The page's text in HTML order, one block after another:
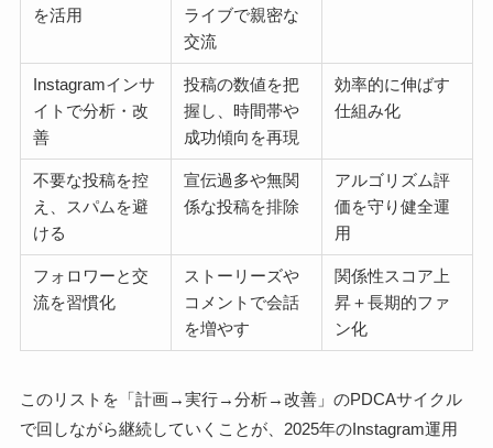
を活用
ライブで親密な
交流
Instagramインサ
イトで分析・改
善
投稿の数値を把
握し、時間帯や
成功傾向を再現
効率的に伸ばす
仕組み化
不要な投稿を控
え、スパムを避
ける
宣伝過多や無関
係な投稿を排除
アルゴリズム評
価を守り健全運
用
フォロワーと交
流を習慣化
ストーリーズや
コメントで会話
を増やす
関係性スコア上
昇＋長期的ファ
ン化
このリストを「計画→実行→分析→改善」のPDCAサイクル
で回しながら継続していくことが、2025年のInstagram運用